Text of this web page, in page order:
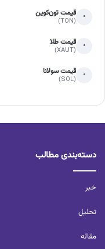
• قیمت تون‌کوین
(TON)
• قیمت طلا
(XAUT)
• قیمت سولانا
(SOL)
دسته‌بندی مطالب
خبر
تحلیل‌
مقاله